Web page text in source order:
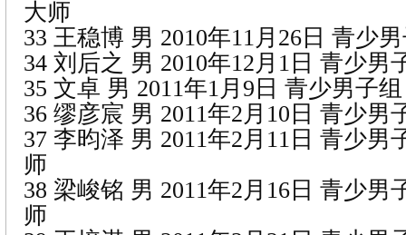
大师
33 王稳博 男 2010年11月26日 青少
34 刘后之 男 2010年12月1日 青少男
35 文卓 男 2011年1月9日 青少男子
36 缪彦宸 男 2011年2月10日 青少男
37 李昀泽 男 2011年2月11日 青少男
师
38 梁峻铭 男 2011年2月16日 青少男
师